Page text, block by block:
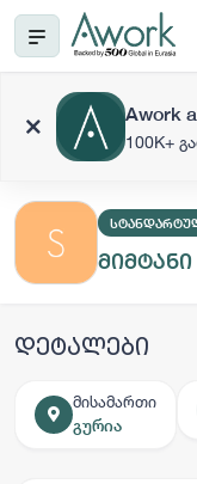
Awork
100K+
დეტალები
მისამართი
გურია